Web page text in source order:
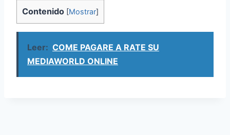
Contenido [Mostrar]
Leer: COME PAGARE A RATE SU
MEDIAWORLD ONLINE